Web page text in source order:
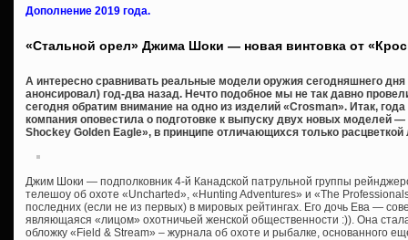
Дополнение 2019 года.
«Стальной орел» Джима Шоки — новая винтовка от
А интересно сравнивать реальные модели оружия сегодняшнего
анонсировал) год-два назад. Нечто подобное мы не так давно
сегодня обратим внимание на одно из изделий «Crosman». Итак,
компания оповестила о подготовке к выпуску двух новых моделей
Shockey Golden Eagle», в принципе отличающихся только расцветкой
Джим Шоки — подполковник 4-й Канадской патрульной группы
телешоу об охоте «Uncharted», «Hunting Adventures» и «The
последних (если не из первых) в мировых рейтингах. Его дочь Ева —
являющаяся «лицом» охотничьей женской общественности :)). Она
обложку «Field & Stream» – журнала об охоте и рыбалке, основанного